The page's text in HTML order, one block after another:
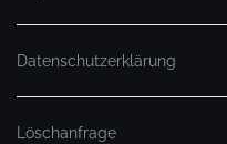
Datenschutzerklärung
Löschanfrage